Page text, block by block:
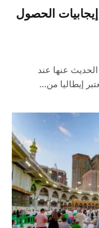
الحصول
عنها عند
إيطاليا من…